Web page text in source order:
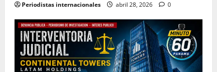
Periodistas internacionales abril 28, 2026 0